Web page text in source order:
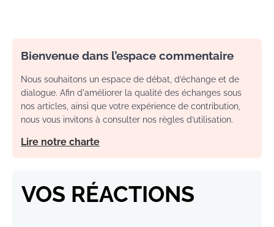
Bienvenue dans l’espace commentaire
Nous souhaitons un espace de débat, d’échange et de
dialogue. Afin d'améliorer la qualité des échanges sous
nos articles, ainsi que votre expérience de contribution,
nous vous invitons à consulter nos règles d’utilisation.
Lire notre charte
VOS RÉACTIONS